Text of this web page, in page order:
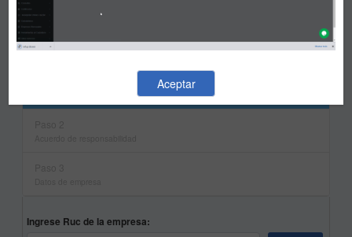
SOCIEDADES
PÚBLICAS/PRIVADA
Ingrese Ruc de la empresa:
Aceptar